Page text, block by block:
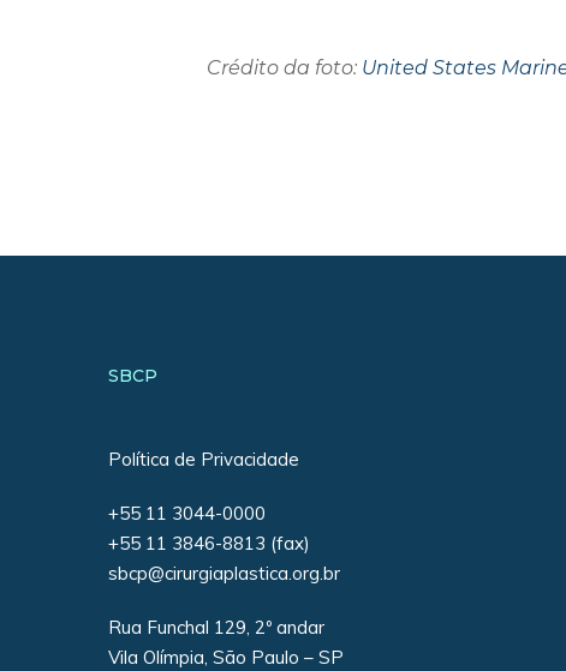
Crédito da foto: United States
SBCP
Política de Privacidade
+55 11 3044-0000
+55 11 3846-8813 (fax)
sbcp@cirurgiaplastica.org.br
Rua Funchal 129, 2º andar
Vila Olímpia, São Paulo – SP